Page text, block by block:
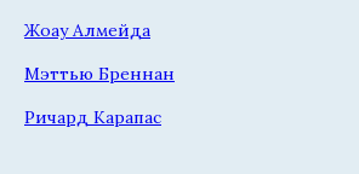
Жоау Алмейда
Мэттью Бреннан
Ричард Карапас